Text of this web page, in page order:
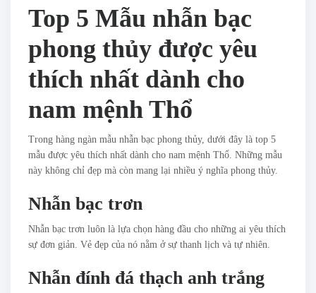
Top 5 Mẫu nhẫn bạc
phong thủy được yêu
thích nhất dành cho
nam mệnh Thổ
Trong hàng ngàn mẫu nhẫn bạc phong thủy, dưới đây là top 5
mẫu được yêu thích nhất dành cho nam mệnh Thổ. Những mẫu
này không chỉ đẹp mà còn mang lại nhiều ý nghĩa phong thủy.
Nhẫn bạc trơn
Nhẫn bạc trơn luôn là lựa chọn hàng đầu cho những ai yêu thích
sự đơn giản. Vẻ đẹp của nó nằm ở sự thanh lịch và tự nhiên.
Nhẫn đính đá thạch anh trắng